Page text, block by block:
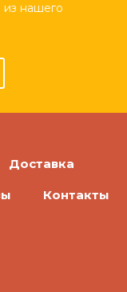
нашего
Доставка
Контакты